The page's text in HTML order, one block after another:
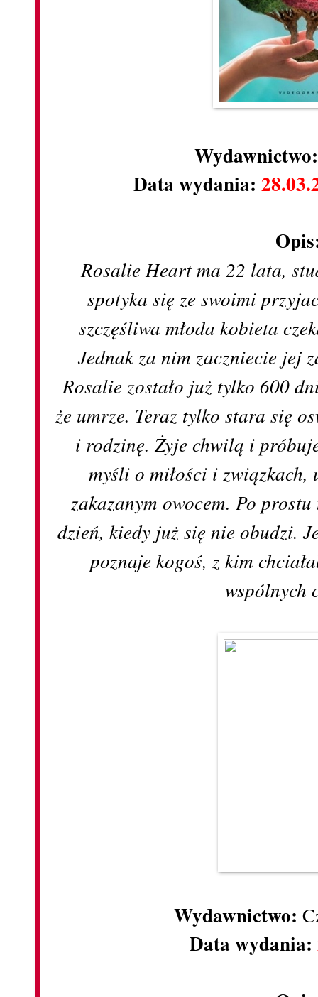
Data wydania:
Rosalie Heart ma 22 lata,
spotyka się ze swoimi
szczęśliwa młoda kobieta
Jednak za nim zaczniecie jej
Rosalie zostało już tylko 600
że umrze. Teraz tylko stara się
i rodzinę. Żyje chwilą i
myśli o miłości i
zakazanym owocem. Po
dzień, kiedy już się nie obudzi.
poznaje kogoś, z kim
Wydawnictwo:
Data wydania: